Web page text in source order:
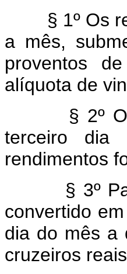
§ 1º Os
a mês,
proventos
alíquota de
§ 2º
terceiro dia
rendimentos
§ 3º
convertido
dia do mês a
cruzeiros